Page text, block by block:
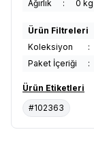
Ağırlık : 0 kg
Ürün Filtreleri
Koleksiyon
:
Paket İçeriği
:
Ürün Etiketleri
#102363